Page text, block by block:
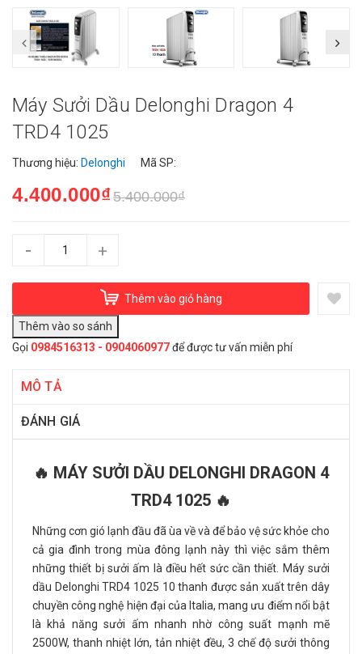
Máy Sưởi Dầu Delonghi Dragon 4
TRD4 1025
Thương hiệu: Delonghi Mã SP:
4.400.000₫5.400.000₫
- +
Thêm vào giỏ hàng
Gọi 0984516313 - 0904060977để được tư vấn miễn phí
MÔ TẢ
ĐÁNH GIÁ
🔥 MÁY SƯỞI DẦU DELONGHI DRAGON 4
TRD4 1025 🔥
Những cơn gió lạnh đầu đã ùa về và để bảo vệ sức khỏe cho
cả gia đình trong mùa đông lạnh này thì việc sắm thêm
những thiết bị sưởi ấm là điều hết sức cần thiết. Máy sưởi
dầu Delonghi TRD4 1025 10 thanh được sản xuất trên dây
chuyền công nghệ hiện đại của Italia, mang ưu điểm nổi bật
là khả năng sưởi ấm nhanh nhờ công suất mạnh mẽ
2500W, thanh nhiệt lớn, tản nhiệt đều, 3 chế độ sưởi thông